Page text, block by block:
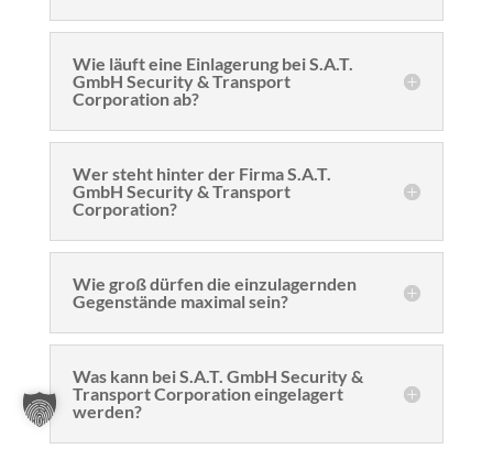
Wie läuft eine Einlagerung bei S.A.T.
GmbH Security & Transport
Corporation ab?
Wer steht hinter der Firma S.A.T.
GmbH Security & Transport
Corporation?
Wie groß dürfen die einzulagernden
Gegenstände maximal sein?
Was kann bei S.A.T. GmbH Security &
Transport Corporation eingelagert
werden?